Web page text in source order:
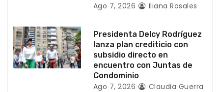
s
Ago 7, 2026 Iliana Rosales
Presidenta Delcy Rodríguez
lanza plan crediticio con
subsidio directo en
encuentro con Juntas de
Condominio
Ago 7, 2026
Claudia Guerra